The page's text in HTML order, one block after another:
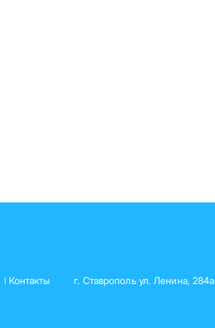
Контакты г. Ставрополь ул. Ленина, 284а